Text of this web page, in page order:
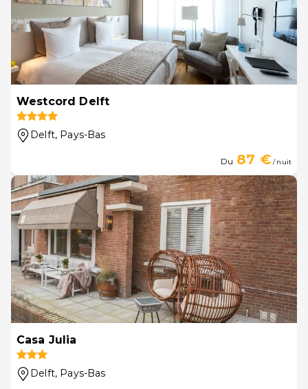
Westcord Delft
Delft, Pays-Bas
Du 87 €/ nuit
Casa Julia
Delft, Pays-Bas